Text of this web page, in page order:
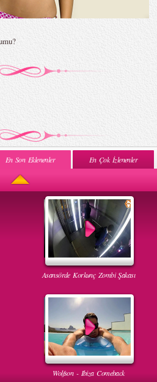
En Son Eklenenler En Çok İzlenenler
Asansörde Korkunç Zombi Şakası
Wolfson - Ibiza Comeback